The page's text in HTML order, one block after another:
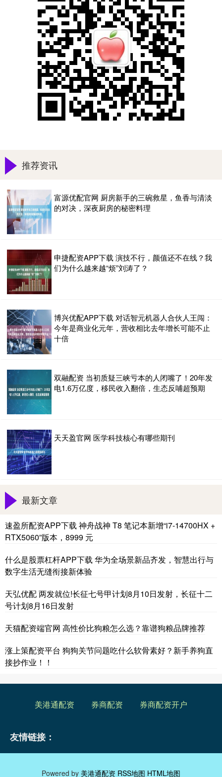
推荐资讯
富源优配官网 厨房新手的三碗救星，鱼香与清淡
的对决，深夜厨房的秘密料理
申捷配资APP下载 演技不行，颜值还不在线？我
们为什么越来越“烦”刘涛了？
博兴优配APP下载 对话智元机器人合伙人王闯：
今年是商业化元年，营收相比去年增长可能不止
十倍
双融配资 当初质疑三峡亏本的人闭嘴了！20年发
电1.6万亿度，移民收入翻倍，生态反哺超预期
天天盈官网 医学科技核心有哪些期刊
最新文章
速盈所配资APP下载 神舟战神 T8 笔记本新增“i7-14700HX +
RTX5060”版本，8999 元
什么是股票杠杆APP下载 华为全场景新品齐发，智慧出行与
数字生活无缝衔接新体验
天弘优配 两发就位!长征七号甲计划8月10日发射，长征十二
号计划8月16日发射
天猫配资端官网 高性价比狗粮怎么选？靠谱狗粮品牌推荐
涨上策配资平台 狗狗关节问题吃什么软骨素好？新手养狗直
接抄作业！！
美港通配资 券商配资 券商配资开户
友情链接：
Powered by 美港通配资 RSS地图 HTML地图